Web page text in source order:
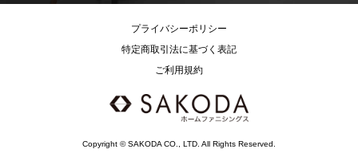
プライバシーポリシー
特定商取引法に基づく表記
ご利用規約
Copyright © SAKODA CO., LTD. All Rights Reserved.